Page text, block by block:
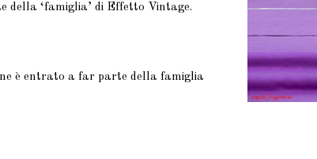
della ‘famiglia’ di Effetto Vintage.
è entrato a far parte della famiglia